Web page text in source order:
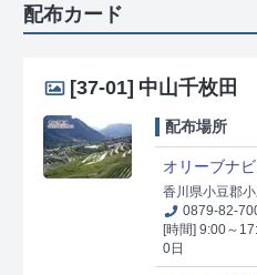
配布カード
[37-01] 中山千枚田
配布場所
オリーブナビ
香川県小豆郡
0879-82-
[時間] 9:00～
0日